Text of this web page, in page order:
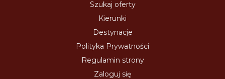
Szukaj oferty
Kierunki
Destynacje
Polityka Prywatności
Regulamin strony
Zaloguj się